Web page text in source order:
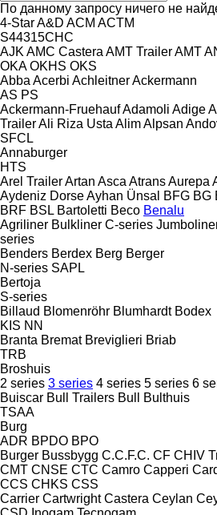
По данному запросу ничего не
4-StarA&D ACM ACTM
S44315CHC
AJK AMC Castera AMT TrailerAMT
OKA OKHS OKS
Abba Acerbi AchleitnerAckermann
AS PS
Ackermann-FruehaufAdamoli Adige
TrailerAli Riza Usta AlimAlpsan
SFCL
Annaburger
HTS
Arel TrailerArtan Asca AtransAurepa
Aydeniz DorseAyhan Ünsal BFG BG
BRF BSL Bartoletti Beco Benalu
Agriliner Bulkliner C-series
series
Benders Berdex Berg Berger
N-series SAPL
Bertoja
S-series
Billaud Blomenröhr Blumhardt Bodex
KIS NN
Branta Bremat Breviglieri Briab
TRB
Broshuis
2 series 3 series 4 series 5 series 6
Buiscar Bull Trailers Bull
Bulthuis
TSAA
Burg
ADR BPDO BPO
Burger Bussbygg C.C.F.C. CF CHIV
CMT CNSE CTC Camro Capperi
CCS CHKS CSS
Carrier Cartwright Castera Ceylan